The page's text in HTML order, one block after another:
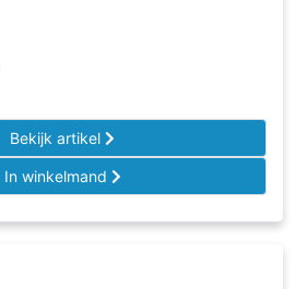
Bekijk artikel
In winkelmand